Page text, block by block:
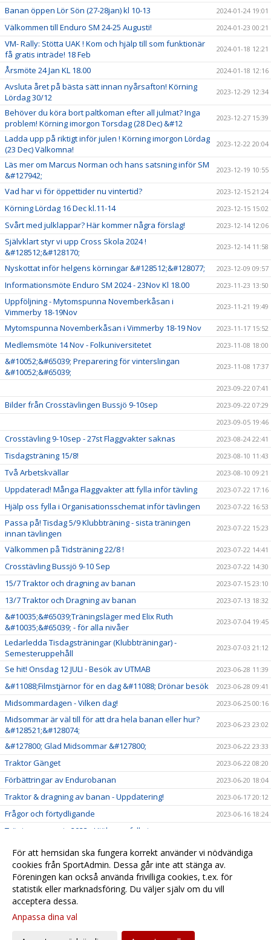
Banan öppen Lör Sön (27-28jan) kl 10-13 2024-01-24 19:01
Välkommen till Enduro SM 24-25 Augusti! 2024-01-23 00:21
VM- Rally: Stötta UAK ! Kom och hjälp till som funktionär
få gratis inträde! 18 Feb
2024-01-18 12:21
Årsmöte 24 Jan KL 18.00 2024-01-18 12:16
Avsluta året på bästa sätt innan nyårsafton! Körning
Lördag 30/12
2023-12-29 12:34
Behöver du köra bort paltkoman efter all julmat? Inga
problem! Körning imorgon Torsdag (28 Dec) &#12
2023-12-27 15:39
Ladda upp på riktigt inför julen ! Körning imorgon Lördag
(23 Dec) Välkomna!
2023-12-22 20:04
Läs mer om Marcus Norman och hans satsning inför SM
&#127942;
2023-12-19 10:55
Vad har vi för öppettider nu vintertid? 2023-12-15 21:24
Körning Lördag 16 Dec kl.11-14 2023-12-15 15:02
Svårt med julklappar? Här kommer några förslag! 2023-12-14 12:06
Självklart styr vi upp Cross Skola 2024 !
&#128512;&#128170;
2023-12-14 11:58
Nyskottat inför helgens körningar &#128512;&#128077; 2023-12-09 09:57
Informationsmöte Enduro SM 2024 - 23Nov Kl 18.00 2023-11-23 13:50
Uppföljning - Mytomspunna Novemberkåsan i
Vimmerby 18-19Nov
2023-11-21 19:49
Mytomspunna Novemberkåsan i Vimmerby 18-19 Nov 2023-11-17 15:52
Medlemsmöte 14 Nov - Folkuniversitetet 2023-11-08 18:00
&#10052;&#65039; Preparering för vinterslingan
&#10052;&#65039;
2023-11-08 17:37
2023-09-22 07:41
Bilder från Crosstävlingen Bussjö 9-10sep
2023-09-22 07:29
2023-09-05 19:46
Crosstävling 9-10sep - 27st Flaggvakter saknas 2023-08-24 22:41
Tisdagsträning 15/8! 2023-08-10 11:43
Två Arbetskvällar 2023-08-10 09:21
Uppdaterad! Många Flaggvakter att fylla inför tävling 2023-07-22 17:16
Hjälp oss fylla i Organisationsschemat inför tävlingen 2023-07-22 16:53
Passa på! Tisdag 5/9 Klubbträning - sista träningen
innan tävlingen
2023-07-22 15:23
Välkommen på Tidsträning 22/8 ! 2023-07-22 14:41
Crosstävling Bussjö 9-10 Sep 2023-07-22 14:30
15/7 Traktor och dragning av banan 2023-07-15 23:10
13/7 Traktor och Dragning av banan 2023-07-13 18:32
&#10035;&#65039;Träningsläger med Elix Ruth
&#10035;&#65039; - för alla nivåer
2023-07-04 19:45
Ledarledda Tisdagsträningar (Klubbträningar) -
Semesteruppehåll
2023-07-03 21:12
Se hit! Onsdag 12 JULI - Besök av UTMAB 2023-06-28 11:39
&#11088;Filmstjärnor för en dag &#11088; Drönar besök 2023-06-28 09:41
Midsommardagen - Vilken dag! 2023-06-25 00:16
Midsommar är väl till för att dra hela banan eller hur?
&#128521;&#128074;
2023-06-23 23:02
&#127800; Glad Midsommar &#127800; 2023-06-22 23:33
Traktor Gänget 2023-06-22 08:20
Förbättringar av Endurobanan 2023-06-20 18:04
Traktor & dragning av banan - Uppdatering! 2023-06-17 20:12
Frågor och förtydligande 2023-06-16 18:24
Träningsansvarig 2023 - Hjälp oss fylla i
Lördagsträning och jobb med bevattningen! 2023-06-16 02:19
Ledarledda Tisdagsträningar - Stora som Små! 2023-05-18 07:58
Avgifter 2023 2023-05-17 10:50
För att hemsidan ska fungera korrekt använder vi nödvändiga
cookies från SportAdmin. Dessa går inte att stänga av.
Föreningen kan också använda frivilliga cookies, t.ex. för
statistik eller marknadsföring. Du väljer själv om du vill
acceptera dessa.
Anpassa dina val